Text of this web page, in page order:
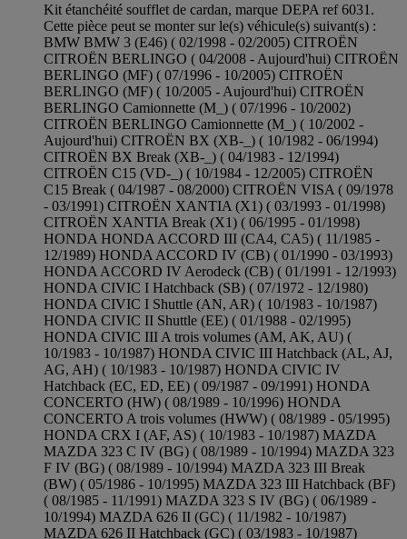
Kit étanchéité soufflet de cardan, marque DEPA ref 6031.
Cette pièce peut se monter sur le(s) véhicule(s) suivant(s) :
BMW BMW 3 (E46) ( 02/1998 - 02/2005) CITROËN
CITROËN BERLINGO ( 04/2008 - Aujourd'hui) CITROËN
BERLINGO (MF) ( 07/1996 - 10/2005) CITROËN
BERLINGO (MF) ( 10/2005 - Aujourd'hui) CITROËN
BERLINGO Camionnette (M_) ( 07/1996 - 10/2002)
CITROËN BERLINGO Camionnette (M_) ( 10/2002 -
Aujourd'hui) CITROËN BX (XB-_) ( 10/1982 - 06/1994)
CITROËN BX Break (XB-_) ( 04/1983 - 12/1994)
CITROËN C15 (VD-_) ( 10/1984 - 12/2005) CITROËN
C15 Break ( 04/1987 - 08/2000) CITROËN VISA ( 09/1978
- 03/1991) CITROËN XANTIA (X1) ( 03/1993 - 01/1998)
CITROËN XANTIA Break (X1) ( 06/1995 - 01/1998)
HONDA HONDA ACCORD III (CA4, CA5) ( 11/1985 -
12/1989) HONDA ACCORD IV (CB) ( 01/1990 - 03/1993)
HONDA ACCORD IV Aerodeck (CB) ( 01/1991 - 12/1993)
HONDA CIVIC I Hatchback (SB) ( 07/1972 - 12/1980)
HONDA CIVIC I Shuttle (AN, AR) ( 10/1983 - 10/1987)
HONDA CIVIC II Shuttle (EE) ( 01/1988 - 02/1995)
HONDA CIVIC III A trois volumes (AM, AK, AU) (
10/1983 - 10/1987) HONDA CIVIC III Hatchback (AL, AJ,
AG, AH) ( 10/1983 - 10/1987) HONDA CIVIC IV
Hatchback (EC, ED, EE) ( 09/1987 - 09/1991) HONDA
CONCERTO (HW) ( 08/1989 - 10/1996) HONDA
CONCERTO A trois volumes (HWW) ( 08/1989 - 05/1995)
HONDA CRX I (AF, AS) ( 10/1983 - 10/1987) MAZDA
MAZDA 323 C IV (BG) ( 08/1989 - 10/1994) MAZDA 323
F IV (BG) ( 08/1989 - 10/1994) MAZDA 323 III Break
(BW) ( 05/1986 - 10/1995) MAZDA 323 III Hatchback (BF)
( 08/1985 - 11/1991) MAZDA 323 S IV (BG) ( 06/1989 -
10/1994) MAZDA 626 II (GC) ( 11/1982 - 10/1987)
MAZDA 626 II Hatchback (GC) ( 03/1983 - 10/1987)